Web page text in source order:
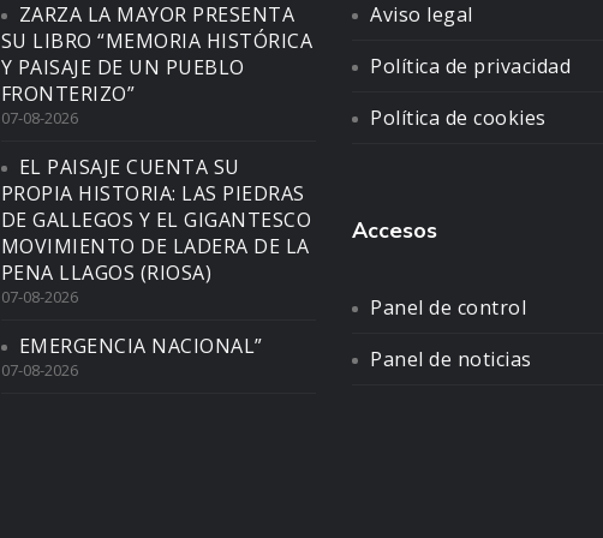
ZARZA LA MAYOR PRESENTA
SU LIBRO “MEMORIA HISTÓRICA
Y PAISAJE DE UN PUEBLO
FRONTERIZO”
07-08-2026
EL PAISAJE CUENTA SU
PROPIA HISTORIA: LAS PIEDRAS
DE GALLEGOS Y EL GIGANTESCO
MOVIMIENTO DE LADERA DE LA
PENA LLAGOS (RIOSA)
07-08-2026
EMERGENCIA NACIONAL”
07-08-2026
Aviso legal
Política de privacidad
Política de cookies
Accesos
Panel de control
Panel de noticias